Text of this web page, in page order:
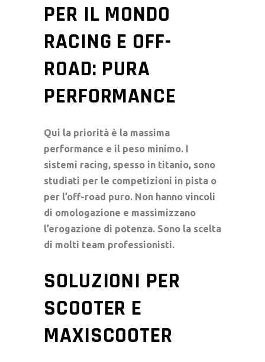
PER IL MONDO
RACING E OFF-
ROAD: PURA
PERFORMANCE
Qui la priorità è la massima
performance e il peso minimo. I
sistemi racing, spesso in titanio, sono
studiati per le competizioni in pista o
per l’off-road puro. Non hanno vincoli
di omologazione e massimizzano
l’erogazione di potenza. Sono la scelta
di molti team professionisti.
SOLUZIONI PER
SCOOTER E
MAXISCOOTER